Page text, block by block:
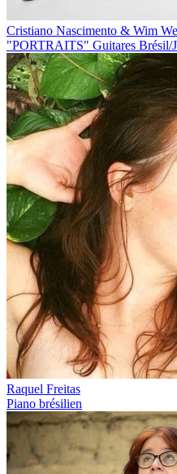
Cristiano Nascimento & Wim
"PORTRAITS" Guitares Brésil/
Raquel Freitas
Piano brésilien